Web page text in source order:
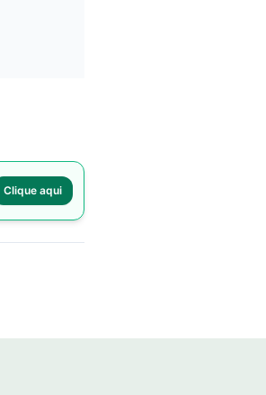
Clique aqui